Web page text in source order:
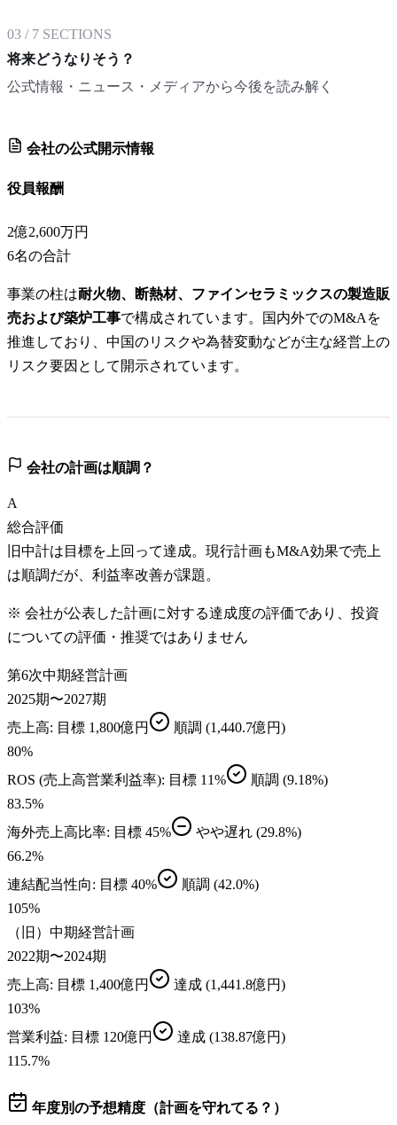
03 / 7 SECTIONS
将来どうなりそう？
公式情報・ニュース・メディアから今後を読み解く
会社の公式開示情報
役員報酬
2億2,600万円
6名の合計
事業の柱は耐火物、断熱材、ファインセラミックスの製造販
売および築炉工事で構成されています。国内外でのM&Aを
推進しており、中国のリスクや為替変動などが主な経営上の
リスク要因として開示されています。
会社の計画は順調？
A
総合評価
旧中計は目標を上回って達成。現行計画もM&A効果で売上
は順調だが、利益率改善が課題。
※ 会社が公表した計画に対する達成度の評価であり、投資
についての評価・推奨ではありません
第6次中期経営計画
2025期〜2027期
売上高: 目標 1,800億円 順調 (1,440.7億円)
80%
ROS (売上高営業利益率): 目標 11% 順調 (9.18%)
83.5%
海外売上高比率: 目標 45% やや遅れ (29.8%)
66.2%
連結配当性向: 目標 40% 順調 (42.0%)
105%
（旧）中期経営計画
2022期〜2024期
売上高: 目標 1,400億円 達成 (1,441.8億円)
103%
営業利益: 目標 120億円 達成 (138.87億円)
115.7%
年度別の予想精度（計画を守れてる？）